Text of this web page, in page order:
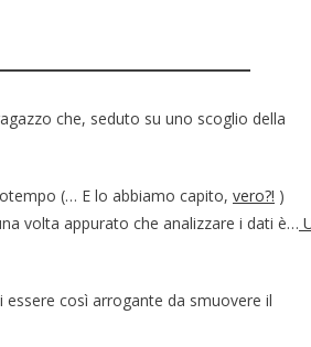
che, seduto su uno scoglio della
(… E lo abbiamo capito, vero?! )
volta appurato che analizzare i dati è…
così arrogante da smuovere il